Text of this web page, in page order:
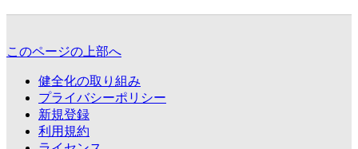
このページの上部へ
健全化の取り組み
プライバシーポリシー
新規登録
利用規約